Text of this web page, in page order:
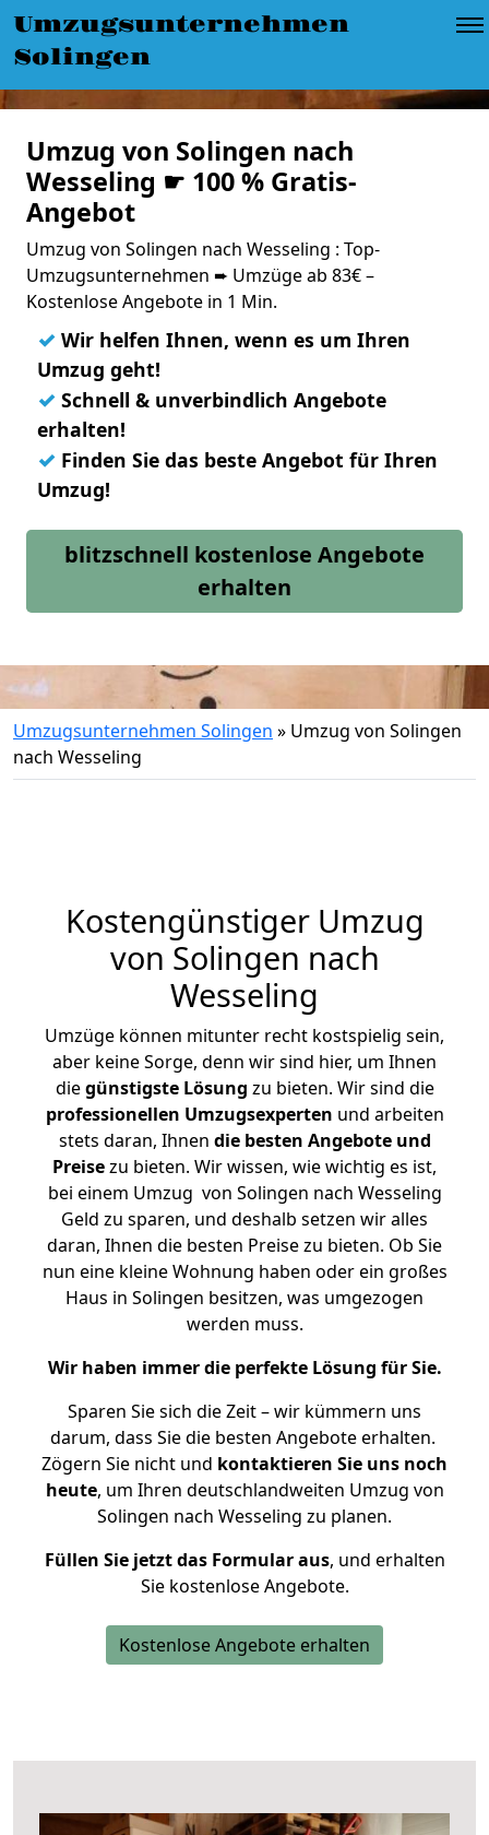
Umzugsunternehmen
Solingen
Umzug von Solingen nach
Wesseling ☛ 100 % Gratis-
Angebot
Umzug von Solingen nach Wesseling : Top-
Umzugsunternehmen ➨ Umzüge ab 83€ –
Kostenlose Angebote in 1 Min.
✓ Wir helfen Ihnen, wenn es um Ihren
Umzug geht!
✓ Schnell & unverbindlich Angebote
erhalten!
✓ Finden Sie das beste Angebot für Ihren
Umzug!
blitzschnell kostenlose Angebote
erhalten
Umzugsunternehmen Solingen » Umzug von Solingen
nach Wesseling
Kostengünstiger Umzug
von Solingen nach
Wesseling
Umzüge können mitunter recht kostspielig sein,
aber keine Sorge, denn wir sind hier, um Ihnen
diegünstigste Lösung zu bieten. Wir sind die
professionellen Umzugsexperten und arbeiten
stets daran, Ihnen die besten Angebote und
Preisezu bieten. Wir wissen, wie wichtig es ist,
bei einem Umzug von Solingen nach Wesseling
Geld zu sparen, und deshalb setzen wir alles
daran, Ihnen die besten Preise zu bieten. Ob Sie
nun eine kleine Wohnung haben oder ein großes
Haus in Solingen besitzen, was umgezogen
werden muss.
Wir haben immer die perfekte Lösung für Sie.
Sparen Sie sich die Zeit – wir kümmern uns
darum, dass Sie die besten Angebote erhalten.
Zögern Sie nicht und kontaktieren Sie uns noch
heute, um Ihren deutschlandweiten Umzug von
Solingen nach Wesseling zu planen.
Füllen Sie jetzt das Formular aus, und erhalten
Sie kostenlose Angebote.
Kostenlose Angebote erhalten